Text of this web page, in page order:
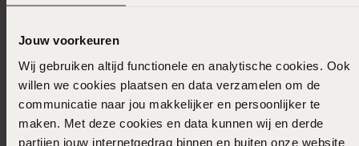
Jouw voorkeuren
Wij gebruiken altijd functionele en analytische cookies. Ook
willen we cookies plaatsen en data verzamelen om de
communicatie naar jou makkelijker en persoonlijker te
maken. Met deze cookies en data kunnen wij en derde
partijen jouw internetgedrag binnen en buiten onze website
Mooie ring van goede kwaliteit.
Toon meer